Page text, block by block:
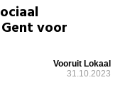
voor
Vooruit Lokaal
31.10.2023